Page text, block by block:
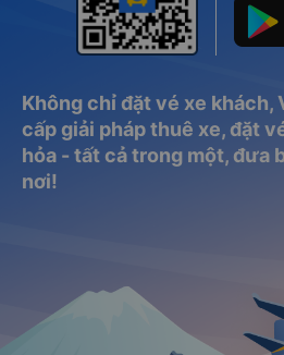
Không chỉ đặt vé xe khách,
cấp giải pháp thuê xe, đặt
hỏa - tất cả trong một, đưa
nơi!